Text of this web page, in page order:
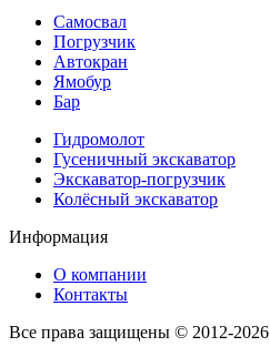
Самосвал
Погрузчик
Автокран
Ямобур
Бар
Гидромолот
Гусеничный экскаватор
Экскаватор-погрузчик
Колёсный экскаватор
Информация
О компании
Контакты
Все права защищены © 2012-2026